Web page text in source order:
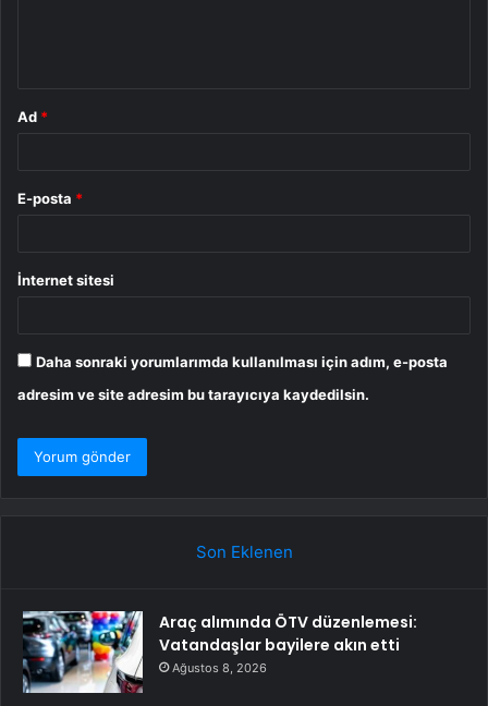
Ad *
E-posta *
İnternet sitesi
Daha sonraki yorumlarımda kullanılması için adım, e-posta
adresim ve site adresim bu tarayıcıya kaydedilsin.
Son Eklenen
Araç alımında ÖTV düzenlemesi:
Vatandaşlar bayilere akın etti
Ağustos 8, 2026